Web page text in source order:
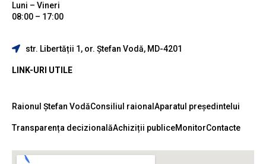
Luni – Vineri
08:00 – 17:00
str. Libertății 1, or. Ștefan Vodă, MD-4201
LINK-URI UTILE
Raionul Ștefan VodăConsiliul raional Aparatul președintelui
Transparența decizionalăAchiziții publiceMonitorContacte